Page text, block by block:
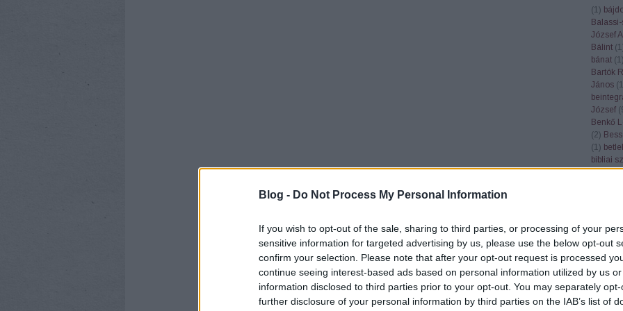
Blog - Do Not Process My Personal Information
If you wish to opt-out of the sale, sharing to third parties, or processing of your
sensitive information for targeted advertising by us, please use the below opt-out
confirm your selection. Please note that after your opt-out request is processed
continue seeing interest-based ads based on personal information utilized by us
information disclosed to third parties prior to your opt-out. You may separately
further disclosure of your personal information by third parties on the IAB’s list of
(1 )
Balassi-
József
Bálint (1
bánat (1 )
Bartók
János (1
József (
Benkő
(2)
(1 )
bibliai
bízik (1)
(1)
(1)
(1 )
Cházár
( 4)